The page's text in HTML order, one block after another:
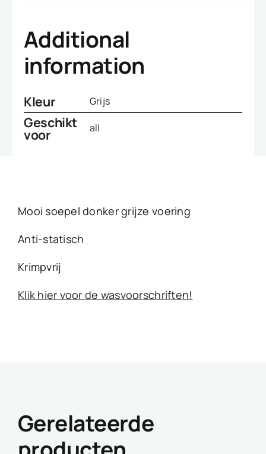
Additional
information
Kleur Grijs
Geschikt
voor all
Mooi soepel donker grijze voering
Anti-statisch
Krimpvrij
Klik hier voor de wasvoorschriften!
Gerelateerde